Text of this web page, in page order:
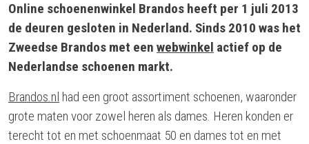
Online schoenenwinkel Brandos heeft per 1 juli 2013
de deuren gesloten in Nederland. Sinds 2010 was het
Zweedse Brandos met een webwinkel actief op de
Nederlandse schoenen markt.
Brandos.nl had een groot assortiment schoenen, waaronder
grote maten voor zowel heren als dames. Heren konden er
terecht tot en met schoenmaat 50 en dames tot en met